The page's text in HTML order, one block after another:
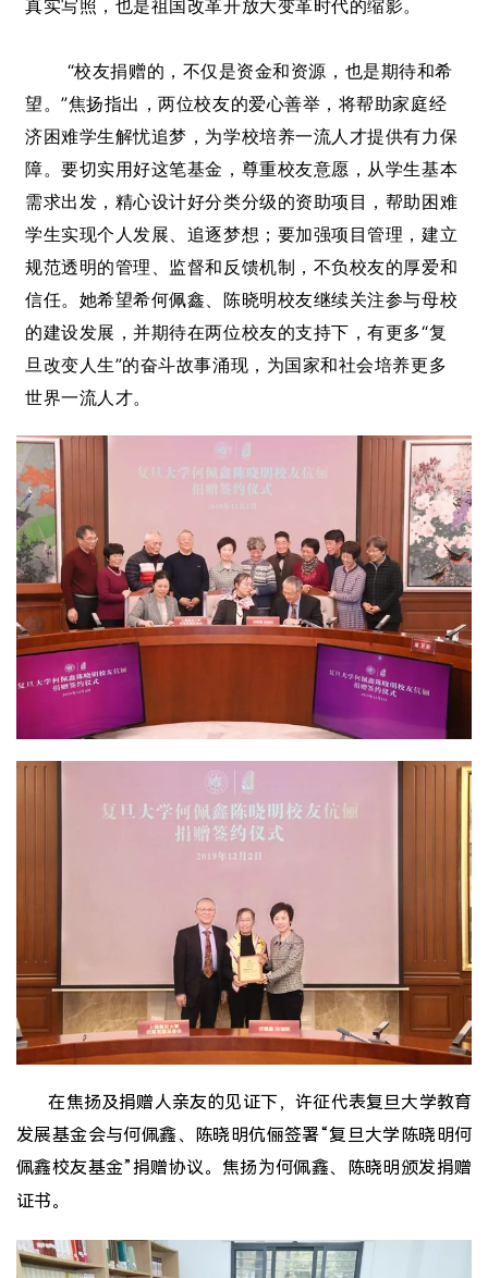
真实写照，也是祖国改革开放大变革时代的缩影。
“校友捐赠的，不仅是资金和资源，也是期待和希
望。”焦扬指出，两位校友的爱心善举，将帮助家庭经
济困难学生解忧追梦，为学校培养一流人才提供有力保
障。要切实用好这笔基金，尊重校友意愿，从学生基本
需求出发，精心设计好分类分级的资助项目，帮助困难
学生实现个人发展、追逐梦想；要加强项目管理，建立
规范透明的管理、监督和反馈机制，不负校友的厚爱和
信任。她希望希何佩鑫、陈晓明校友继续关注参与母校
的建设发展，并期待在两位校友的支持下，有更多“复
旦改变人生”的奋斗故事涌现，为国家和社会培养更多
世界一流人才。
在焦扬及捐赠人亲友的见证下，许征代表复旦大学教育
发展基金会与何佩鑫、陈晓明伉俪签署“复旦大学陈晓明何
佩鑫校友基金”捐赠协议。焦扬为何佩鑫、陈晓明颁发捐赠
证书。